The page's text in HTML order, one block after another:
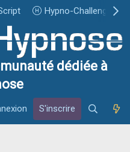
Hypno-Challenge
dédiée à
S'inscrire